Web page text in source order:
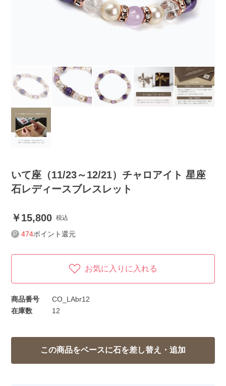
いて座（11/23～12/21）チャロアイト 星座
石レディースブレスレット
15,800 税込
474ポイント還元
お気に入りに入れる
商品番号
CO_LAbr12
在庫数
12